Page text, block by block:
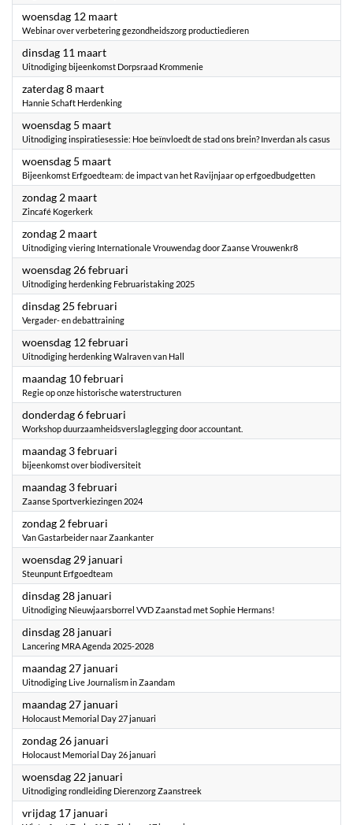
woensdag 12 maart2025
Webinar over verbetering gezondheidszorg productiedieren
dinsdag 11 maart2025
Uitnodiging bijeenkomst Dorpsraad Krommenie
zaterdag 8 maart2025
Hannie Schaft Herdenking
woensdag 5 maart2025
Uitnodiging inspiratiesessie: Hoe beïnvloedt de stad ons brein? Inverdan als casus
woensdag 5 maart2025
Bijeenkomst Erfgoedteam: de impact van het Ravijnjaar op erfgoedbudgetten
zondag 2 maart2025
Zincafé Kogerkerk
zondag 2 maart2025
Uitnodiging viering Internationale Vrouwendag door Zaanse Vrouwenkr8
woensdag 26 februari
Uitnodiging herdenking Februaristaking 2025
dinsdag 25 februari
Vergader- en debattraining
woensdag 12 februari
Uitnodiging herdenking Walraven van Hall
maandag 10 februari
Regie op onze historische waterstructuren
donderdag 6 februari
Workshop duurzaamheidsverslaglegging door accountant.
maandag 3 februari
bijeenkomst over biodiversiteit
maandag 3 februari
Zaanse Sportverkiezingen 2024
zondag 2 februari
Van Gastarbeider naar Zaankanter
woensdag 29 januari
Steunpunt Erfgoedteam
dinsdag 28 januari
Uitnodiging Nieuwjaarsborrel VVD Zaanstad met Sophie Hermans!
dinsdag 28 januari
Lancering MRA Agenda 2025-2028
maandag 27 januari
Uitnodiging Live Journalism in Zaandam
maandag 27 januari
Holocaust Memorial Day 27 januari
zondag 26 januari
Holocaust Memorial Day 26 januari
woensdag 22 januari
Uitnodiging rondleiding Dierenzorg Zaanstreek
vrijdag 17 januari